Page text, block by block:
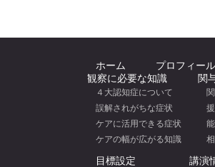
ホーム プロフィール
観察に必要な知識
４大認知症について
誤解されがちな症状
ケアに活用できる症状
ケアの幅が広がる知識
関
関
援
能
相
目標設定 講演